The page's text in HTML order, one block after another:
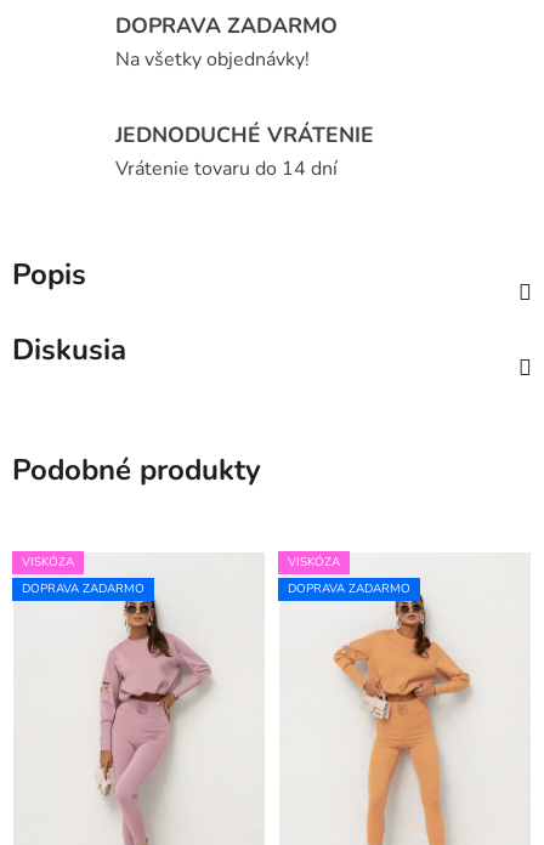
DOPRAVA ZADARMO
Na všetky objednávky!
JEDNODUCHÉ VRÁTENIE
Vrátenie tovaru do 14 dní
Popis
Diskusia
Podobné produkty
VISKÓZA
DOPRAVA ZADARMO
VISKÓZA
DOPRAVA ZADARMO